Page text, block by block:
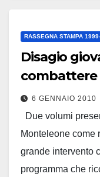
RASSEGNA STAMPA
Disagio
6 GENNAIO 2010
Due volumi
Monteleone come
grande intervento
programma che